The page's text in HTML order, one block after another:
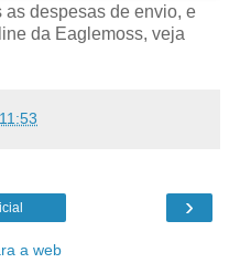
despesas de envio, e
da Eaglemoss, veja
11:53
›
a web